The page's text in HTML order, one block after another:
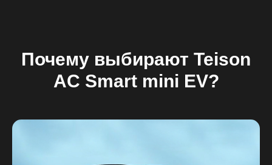
Почему выбирают Teison
AC Smart mini EV?